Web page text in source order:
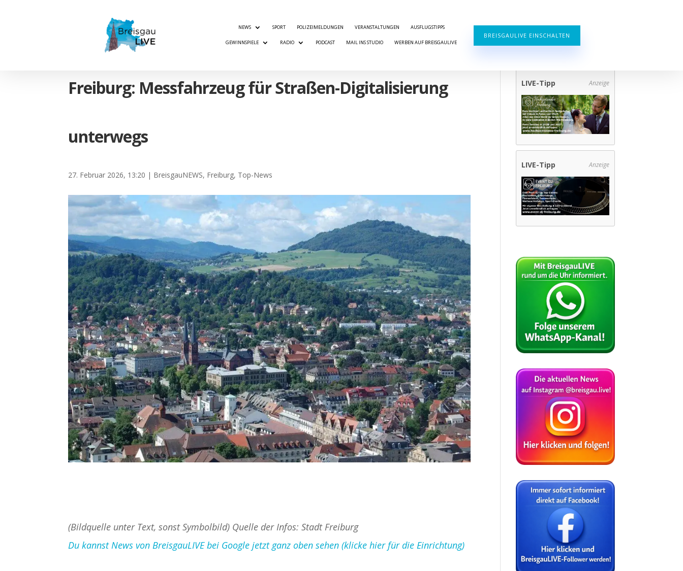
NEWS SPORT POLIZEIMELDUNGEN VERANSTALTUNGEN AUSFLUGSTIPPS
GEWINNSPIELE RADIO PODCAST MAIL INS STUDIO WERBEN AUF BREISGAULIVE
BREISGAULIVE EINSCHALTEN
Freiburg: Messfahrzeug für Straßen-Digitalisierung
unterwegs
27. Februar 2026, 13:20 | BreisgauNEWS, Freiburg, Top-News
(Bildquelle unter Text, sonst Symbolbild) Quelle der Infos: Stadt Freiburg
Du kannst News von BreisgauLIVE bei Google jetzt ganz oben sehen (klicke hier für die Einrichtung)
LIVE-Tipp Anzeige
LIVE-Tipp Anzeige